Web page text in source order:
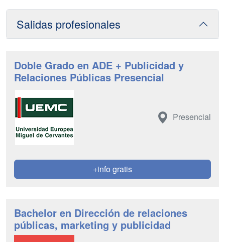
Salidas profesionales
Doble Grado en ADE + Publicidad y
Relaciones Públicas Presencial
Presencial
+info gratis
Bachelor en Dirección de relaciones
públicas, marketing y publicidad